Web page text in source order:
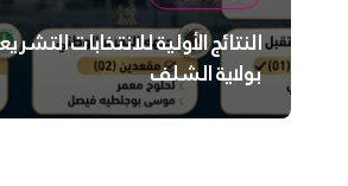
النتائج الأولية للانتخابات
بولاية الشلف